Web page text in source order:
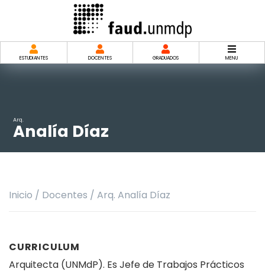
ESTUDIANTES DOCENTES GRADUADOS MENU
Arq.
Analía Díaz
Inicio / Docentes / Arq. Analía Díaz
CURRICULUM
Arquitecta (UNMdP). Es Jefe de Trabajos Prácticos